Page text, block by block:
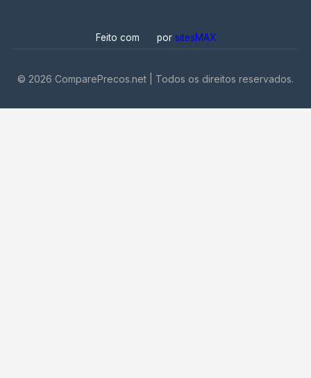
Feito com por sitesMAX
© 2026 ComparePrecos.net | Todos os direitos reservados.